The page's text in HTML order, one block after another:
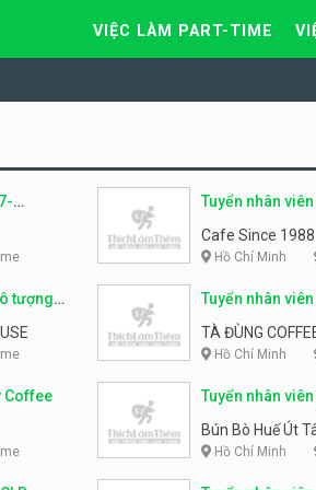
VIỆC LÀM PART-TIME
Tuyển nhân
Cafe Since 1988
Hồ Chí Minh
tượng-
Tuyển nhân
Fram
TÀ ĐÙNG
Hồ Chí Minh
Coffee
Tuyển nhân
Bún Bò Huế Út
Hồ Chí Minh